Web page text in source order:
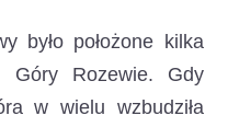
było położone kilka
Góry Rozewie. Gdy
w wielu wzbudziła